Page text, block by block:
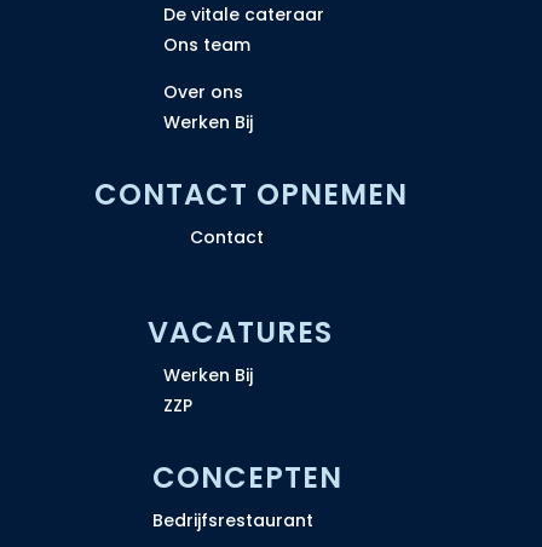
De vitale cateraar
Ons team
Over ons
Werken Bij
CONTACT OPNEMEN
Contact
VACATURES
Werken Bij
ZZP
CONCEPTEN
Bedrijfsrestaurant